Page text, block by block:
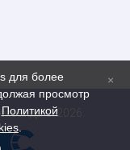
© 2026
для более
просмотр
Политикой